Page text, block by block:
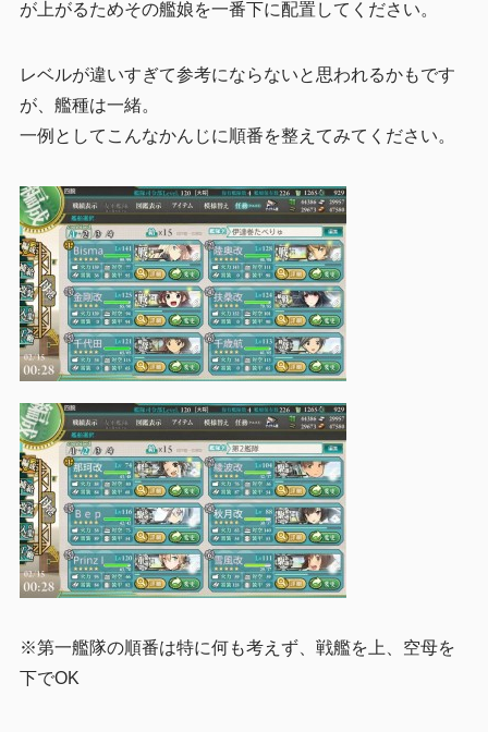
が上がるためその艦娘を一番下に配置してください。
レベルが違いすぎて参考にならないと思われるかもです
が、艦種は一緒。
一例としてこんなかんじに順番を整えてみてください。
※第一艦隊の順番は特に何も考えず、戦艦を上、空母を
下でOK